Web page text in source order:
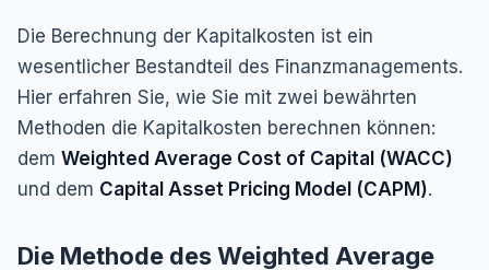
Die Berechnung der Kapitalkosten ist ein
wesentlicher Bestandteil des Finanzmanagements.
Hier erfahren Sie, wie Sie mit zwei bewährten
Methoden die Kapitalkosten berechnen können:
dem Weighted Average Cost of Capital (WACC)
und dem Capital Asset Pricing Model (CAPM).
Die Methode des Weighted Average